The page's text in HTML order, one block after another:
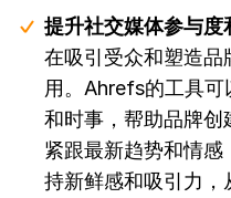
提升社交媒体参与度
在吸引受众和塑造
用。Ahrefs的工具
和时事，帮助品牌创
紧跟最新趋势和情
持新鲜感和吸引力，